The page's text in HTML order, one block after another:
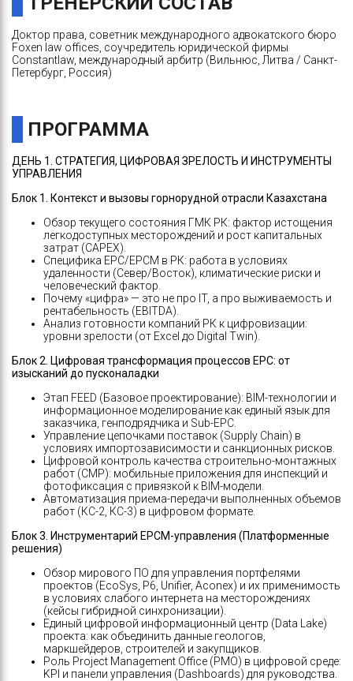
Доктор права, советник международного адвокатского бюро
Foxen law offices, соучредитель юридической фирмы
Constantlaw, международный арбитр (Вильнюс, Литва / Санкт-
Петербург, Россия)
ПРОГРАММА
ДЕНЬ 1. СТРАТЕГИЯ, ЦИФРОВАЯ ЗРЕЛОСТЬ И ИНСТРУМЕНТЫ
УПРАВЛЕНИЯ
Блок 1. Контекст и вызовы горнорудной отрасли Казахстана
Обзор текущего состояния ГМК РК: фактор истощения
легкодоступных месторождений и рост капитальных
затрат (CAPEX).
Специфика EPC/EPCM в РК: работа в условиях
удаленности (Север/Восток), климатические риски и
человеческий фактор.
Почему «цифра» — это не про IT, а про выживаемость и
рентабельность (EBITDA).
Анализ готовности компаний РК к цифровизации:
уровни зрелости (от Excel до Digital Twin).
Блок 2. Цифровая трансформация процессов EPC: от
изысканий до пусконаладки
Этап FEED (Базовое проектирование): BIM-технологии и
информационное моделирование как единый язык для
заказчика, генподрядчика и Sub-EPC.
Управление цепочками поставок (Supply Chain) в
условиях импортозависимости и санкционных рисков.
Цифровой контроль качества строительно-монтажных
работ (СМР): мобильные приложения для инспекций и
фотофиксация с привязкой к BIM-модели.
Автоматизация приема-передачи выполненных объемов
работ (КС-2, КС-3) в цифровом формате.
Блок 3. Инструментарий EPCM-управления (Платформенные
решения)
Обзор мирового ПО для управления портфелями
проектов (EcoSys, P6, Unifier, Aconex) и их применимость
в условиях слабого интернета на месторождениях
(кейсы гибридной синхронизации).
Единый цифровой информационный центр (Data Lake)
проекта: как объединить данные геологов,
маркшейдеров, строителей и закупщиков.
Роль Project Management Office (PMO) в цифровой среде:
KPI и панели управления (Dashboards) для руководства.